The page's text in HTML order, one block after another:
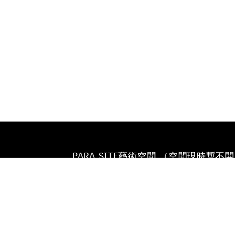
PARA SITE藝術空間 （空間現時暫不開